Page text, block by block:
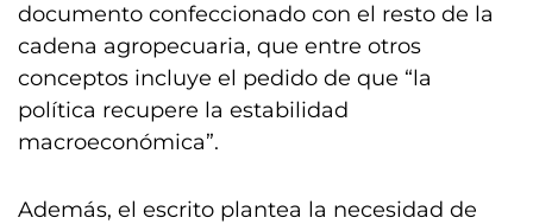
documento confeccionado con el resto de la
cadena agropecuaria, que entre otros
conceptos incluye el pedido de que “la
política recupere la estabilidad
macroeconómica”.
Además, el escrito plantea la necesidad de